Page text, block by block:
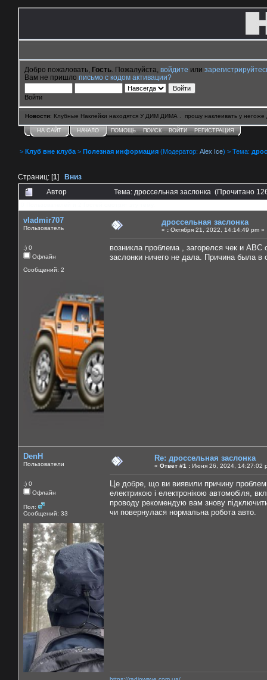
Добро пожаловать, Гость . Пожалуйста, войдите или
Вам не пришло письмо с кодом активации?
Войти
Новости: Клубные Наклейки находятся У ДИМ ДИМА . прошу наклеивать у негоже
НА САЙТ НАЧАЛО ПОМОЩЬ ПОИСК ВОЙТИ РЕГИСТРАЦИЯ
> Клуб вне клуба > Полезная информация (Модератор: Alex Ice) > Тема:
Страниц: [1] Вниз
Автор
Тема: дроссельная заслонка (Прочитано
vladmir707
Пользователь
:) 0
Офлайн
Сообщений: 2
дроссельная заслонка
« : Октября 21, 2022, 14:14:49 pm »
возникла проблема , загорелся чек и
заслонки ничего не дала. Причина была
DenH
Пользователи
:) 0
Офлайн
Пол:
Сообщений: 33
Re: дроссельная заслонка
« Ответ #1 : Июня 26, 2024, 14:27:02
Це добре, що ви виявили причину
електрикою і електронікою автомобіля,
проводу рекомендую вам знову
чи повернулася нормальна робота авто.